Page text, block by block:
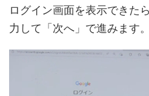
ログイン画面を表示できた
力して「次へ」で進みます。